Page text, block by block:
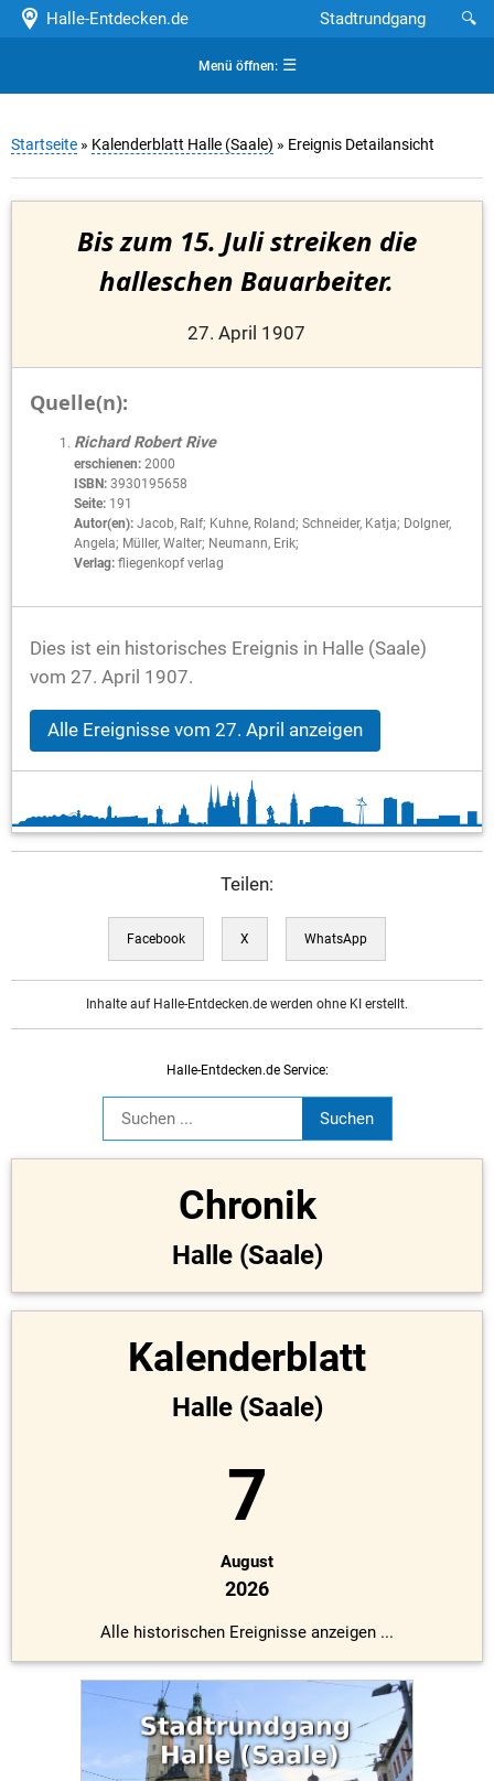
Halle-Entdecken.de 🔍
Stadtrundgang
Menü öffnen:☰
Startseite » Kalenderblatt Halle (Saale) » Ereignis Detailansicht
Bis zum 15. Juli streiken die
halleschen Bauarbeiter.
27. April 1907
Quelle(n):
Richard Robert Rive
erschienen: 2000
ISBN: 3930195658
Seite: 191
Autor(en): Jacob, Ralf; Kuhne, Roland; Schneider, Katja; Dolgner,
Angela; Müller, Walter; Neumann, Erik;
Verlag: fliegenkopf verlag
Dies ist ein historisches Ereignis in Halle (Saale)
vom 27. April 1907.
Alle Ereignisse vom 27. April anzeigen
Teilen:
Facebook X WhatsApp
Inhalte auf Halle-Entdecken.de werden ohne KI erstellt.
Halle-Entdecken.de Service:
Chronik
Halle (Saale)
Kalenderblatt
Halle (Saale)
7
August
2026
Alle historischen Ereignisse anzeigen ...